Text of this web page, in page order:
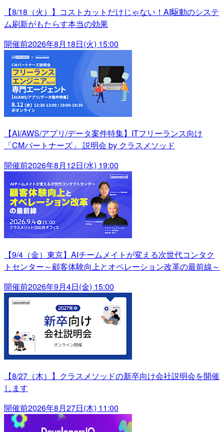
【8/18（火）】コストカットだけじゃない！AI駆動のシステ
ム刷新がもたらす本当の効果
開催前2026年8月18日(火) 15:00
【AI/AWS/アプリ/データ案件特集】ITフリーランス向け
「CMパートナーズ」 説明会 by クラスメソッド
開催前2026年8月12日(水) 19:00
【9/4（金）東京】AIチームメイトが変える次世代コンタク
トセンター～顧客体験向上とオペレーション改革の最前線～
開催前2026年9月4日(金) 15:00
【8/27（木）】クラスメソッドの新卒向け会社説明会を開催
します
開催前2026年8月27日(木) 11:00